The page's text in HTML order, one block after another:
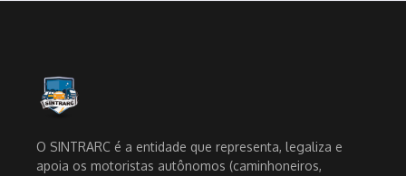
O SINTRARC é a entidade que representa, legaliza e
apoia os motoristas autônomos (caminhoneiros,